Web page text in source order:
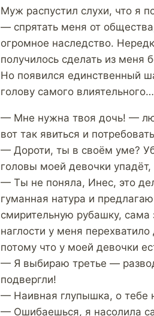
Муж распустил слухи, что я
— спрятать меня от
огромное наследство.
получилось сделать из меня
Но появился единственный
голову самого
— Мне нужна твоя дочь! —
вот так явиться и
— Дороти, ты в своём уме?
головы моей девочки
— Ты не поняла, Инес, это
гуманная натура и
смирительную рубашку,
наглости у меня
потому что у моей девочки
— Я выбираю третье —
подвергли!
— Наивная глупышка, о тебе
— Ошибаешься, я насолила